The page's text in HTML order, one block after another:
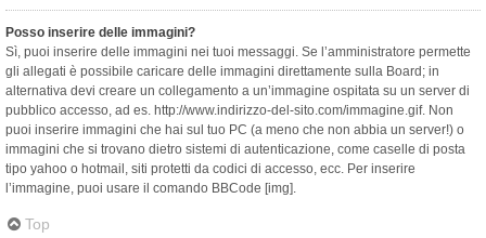
Posso inserire delle immagini?
Sì, puoi inserire delle immagini nei tuoi messaggi. Se l’amministratore permette
gli allegati è possibile caricare delle immagini direttamente sulla Board; in
alternativa devi creare un collegamento a un’immagine ospitata su un server di
pubblico accesso, ad es. http://www.indirizzo-del-sito.com/immagine.gif. Non
puoi inserire immagini che hai sul tuo PC (a meno che non abbia un server!) o
immagini che si trovano dietro sistemi di autenticazione, come caselle di posta
tipo yahoo o hotmail, siti protetti da codici di accesso, ecc. Per inserire
l’immagine, puoi usare il comando BBCode [img].
Top